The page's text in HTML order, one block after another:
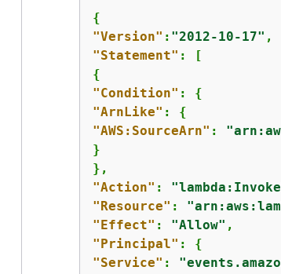
{
"Version" : "2012-10-17"
"Statement"
{
"Condition" : {
"ArnLike" : {
"AWS:SourceArn" :
}
"Action" :
"Resource" :
"Effect" : "Allow"
"Principal" : {
"Service" :